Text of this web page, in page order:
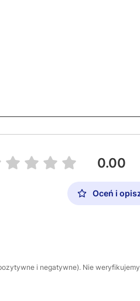
0.00
Oceń i
i negatywne). Nie